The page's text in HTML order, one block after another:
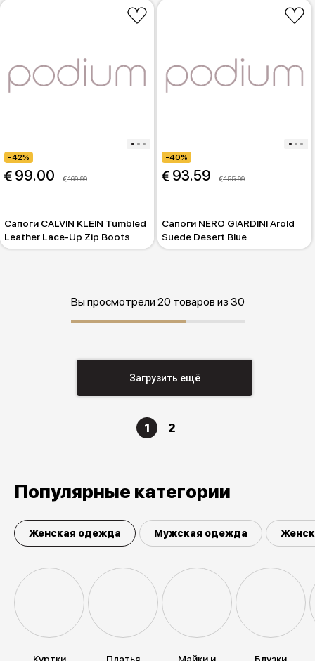
-42%
99.00 169.99
Сапоги CALVIN KLEIN Tumbled
Leather Lace-Up Zip Boots
-40%
93.59 155.99
Сапоги NERO GIARDINI Arold
Suede Desert Blue
Вы просмотрели 20 товаров из 30
Загрузить ещё
1 2
Популярные категории
Женская одежда Мужская одежда